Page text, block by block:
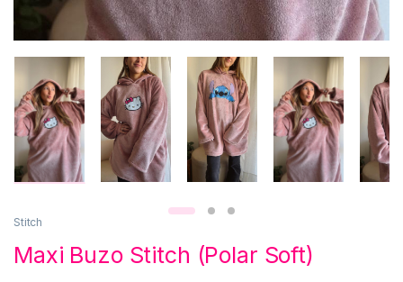
Stitch
Maxi Buzo Stitch (Polar Soft)